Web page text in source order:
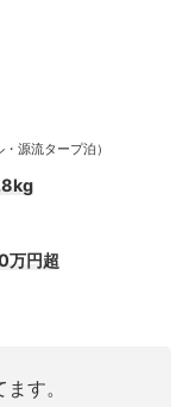
源流タープ泊）
万円超
す。